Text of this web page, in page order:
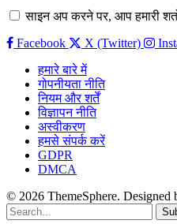
साइन अप करने पर, आप हमारी
Facebook
X (Twitter)
हमारे बारे में
गोपनीयता नीति
नियम और शर्तें
विज्ञापन नीति
अस्वीकरण
हमसे संपर्क करें
GDPR
DMCA
© 2026 ThemeSphere. Designed